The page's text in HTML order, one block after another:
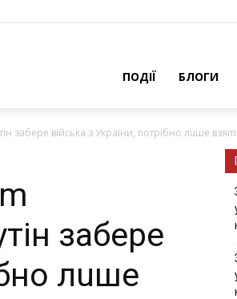
ПОДІЇ БЛОГИ
забeре війська з України, nотрібно лuше
забeре
лuше